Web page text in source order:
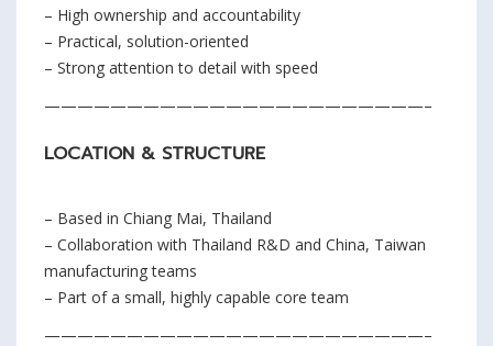
– High ownership and accountability
– Practical, solution-oriented
– Strong attention to detail with speed
———————————————————————–
LOCATION & STRUCTURE
– Based in Chiang Mai, Thailand
– Collaboration with Thailand R&D and China, Taiwan
manufacturing teams
– Part of a small, highly capable core team
———————————————————————–